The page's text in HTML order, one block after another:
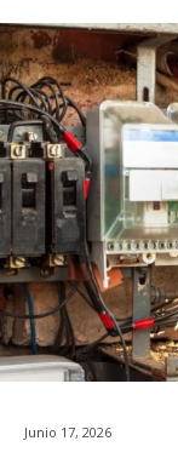
Junio 17, 2026